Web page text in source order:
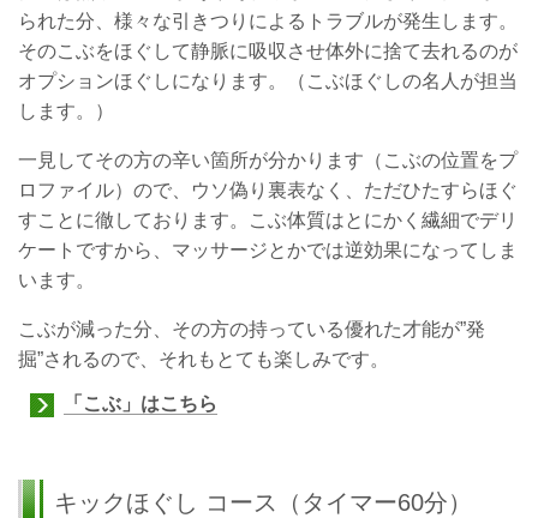
られた分、様々な引きつりによるトラブルが発生します。
そのこぶをほぐして静脈に吸収させ体外に捨て去れるのが
オプションほぐしになります。（こぶほぐしの名人が担当
します。）
一見してその方の辛い箇所が分かります（こぶの位置をプ
ロファイル）ので、ウソ偽り裏表なく、ただひたすらほぐ
すことに徹しております。こぶ体質はとにかく繊細でデリ
ケートですから、マッサージとかでは逆効果になってしま
います。
こぶが減った分、その方の持っている優れた才能が”発
掘”されるので、それもとても楽しみです。
「こぶ」はこちら
キックほぐし コース （タイマー60分）